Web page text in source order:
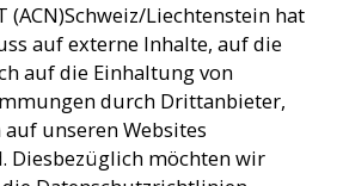
(ACN)Schweiz/Liechtenstein hat
auf externe Inhalte, auf die
auf die Einhaltung von
durch Drittanbieter,
unseren Websites
Diesbezüglich möchten wir